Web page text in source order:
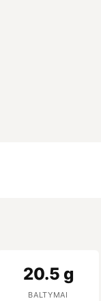
20.5 g
BALTYMAI